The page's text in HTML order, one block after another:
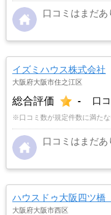
口コミはまだあ
イズミハウス株式会社
大阪府大阪市住之江区
総合評価 - 口
※口コミ数が規定件数に満たな
口コミはまだあ
ハウスドゥ大阪四ツ橋
大阪府大阪市西区